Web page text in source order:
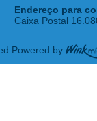
Endereço para
Caixa Postal
Powered by: